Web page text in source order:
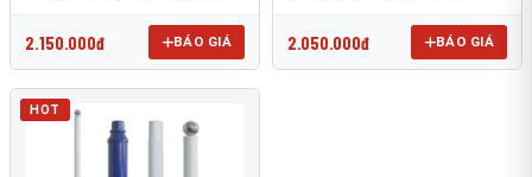
2.150.000đ BÁO GIÁ 2.050.000đ BÁO GIÁ
HOT